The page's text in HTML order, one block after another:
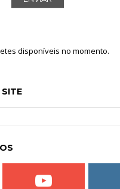
disponíveis no momento.